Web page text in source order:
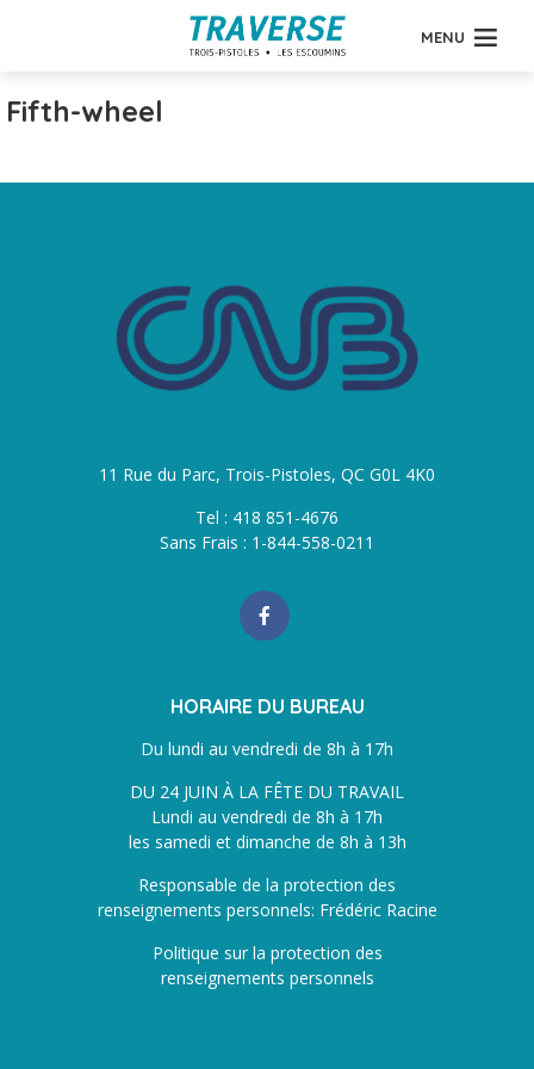
MENU
Fifth-wheel
11 Rue du Parc, Trois-Pistoles, QC G0L 4K0
Tel : 418 851-4676
Sans Frais : 1-844-558-0211
HORAIRE DU BUREAU
Du lundi au vendredi de 8h à 17h
DU 24 JUIN À LA FÊTE DU TRAVAIL
Lundi au vendredi de 8h à 17h
les samedi et dimanche de 8h à 13h
Responsable de la protection des
renseignements personnels: Frédéric Racine
Politique sur la protection des
renseignements personnels